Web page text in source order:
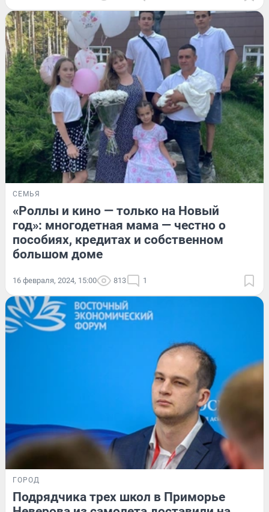
СЕМЬЯ
«Роллы и кино — только на Новый
год»: многодетная мама — честно о
пособиях, кредитах и собственном
большом доме
16 февраля, 2024, 15:00 813 1
ГОРОД
Подрядчика трех школ в Приморье